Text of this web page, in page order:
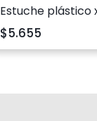
Estuche plástico
colores surtidos
$5.655